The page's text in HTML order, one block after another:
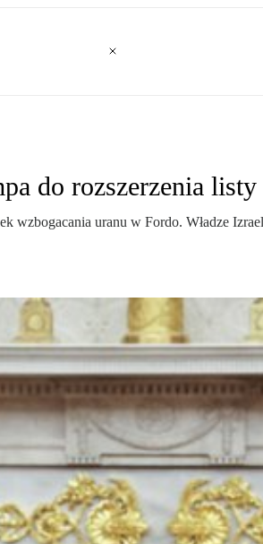
do rozszerzenia
uranu w Fordo. Władze